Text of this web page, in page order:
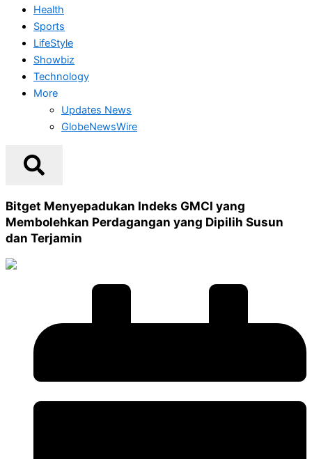
Health
Sports
LifeStyle
Showbiz
Technology
More
Updates News
GlobeNewsWire
Bitget Menyepadukan Indeks GMCI yang
Membolehkan Perdagangan yang Dipilih Susun
dan Terjamin